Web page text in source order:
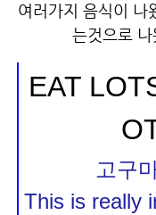
여러가지 음식이 나
는것으로
EAT
고구
This is really